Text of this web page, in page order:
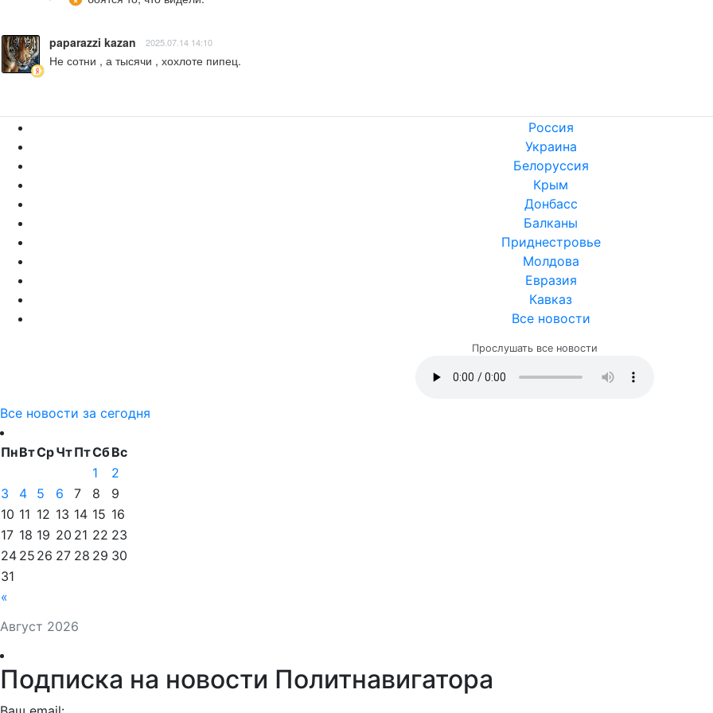
paparazzi kazan 2025.07.14 14:10
Не сотни , а тысячи , хохлоте пипец.
Россия
Украина
Белоруссия
Крым
Донбасс
Балканы
Приднестровье
Молдова
Евразия
Кавказ
Все новости
Прослушать все новости
Все новости за сегодня
Август 2026
ПнВтСрЧтПтСбВс
«
1
2
3
4 5 6 7 8
9
10 11 12 13 14 15 16
17 18 19 20 21 22 23
24 25 26 27 28 29 30
31
Подписка на новости Политнавигатора